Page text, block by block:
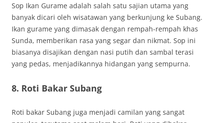
Sop Ikan Gurame adalah salah satu sajian utama yang
banyak dicari oleh wisatawan yang berkunjung ke Subang.
Ikan gurame yang dimasak dengan rempah-rempah khas
Sunda, memberikan rasa yang segar dan nikmat. Sop ini
biasanya disajikan dengan nasi putih dan sambal terasi
yang pedas, menjadikannya hidangan yang sempurna.
8. Roti Bakar Subang
Roti bakar Subang juga menjadi camilan yang sangat